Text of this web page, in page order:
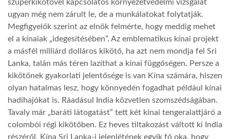
DOBRAVERO.HU
LATIMO.HU
GLOBOBOOK
szuperkikötővel kapcsolatos környezetvédelmi vizsgálat
ugyan még nem zárult le, de a munkálatokat folytatják.
Megfigyelők szerint az elnök felmérte, hogy meddig mehet
el a kínaiak „idegesítésében”. Az emblematikus kínai projekt
a másfél milliárd dolláros kikötő, ha azt nem mondja fel Sri
Lanka, talán más téren lazíthat a kínai függőségen. Persze a
kikötőnek gyakorlati jelentősége is van Kína számára, hiszen
olyan hatalmas lesz, hogy könnyedén fogadhat például kínai
hadihajókat is. Ráadásul India közvetlen szomszédságában.
Tavaly már „baráti látogatást” tett két kínai tengeralattjáró a
colombói régi kikötőben. Ez heves tiltakozást váltott ki India
részéről. Kína Sri Lanka-i jelenlétének egyik fő oka, hogy